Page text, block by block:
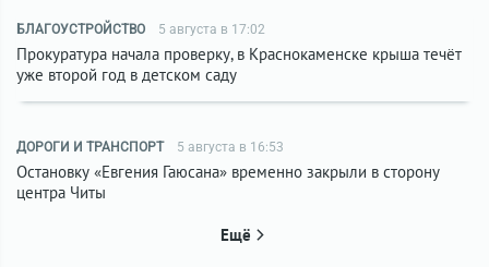
БЛАГОУСТРОЙСТВО 5 августа в 17:02
Прокуратура начала проверку, в Краснокаменске крыша течёт
уже второй год в детском саду
ДОРОГИ И ТРАНСПОРТ 5 августа в 16:53
Остановку «Евгения Гаюсана» временно закрыли в сторону
центра Читы
Ещё